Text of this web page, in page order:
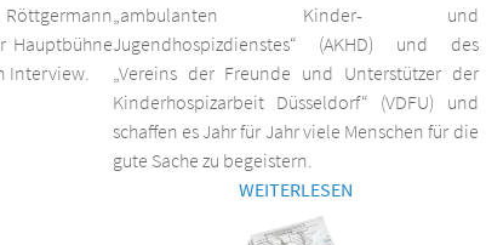
Hauptbühne
Interview.
„ambulanten Kinder- und
Jugendhospizdienstes“ (AKHD) und des
„Vereins der Freunde und Unterstützer der
Kinderhospizarbeit Düsseldorf“ (VDFU) und
schaffen es Jahr für Jahr viele Menschen für die
gute Sache zu begeistern.
WEITERLESEN